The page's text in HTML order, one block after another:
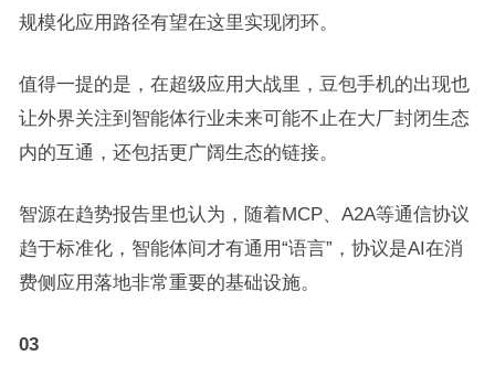
规模化应用路径有望在这里实现闭环。
值得一提的是，在超级应用大战里，豆包手机的出现也
让外界关注到智能体行业未来可能不止在大厂封闭生态
内的互通，还包括更广阔生态的链接。
智源在趋势报告里也认为，随着MCP、A2A等通信协议
趋于标准化，智能体间才有通用“语言”，协议是AI在消
费侧应用落地非常重要的基础设施。
03